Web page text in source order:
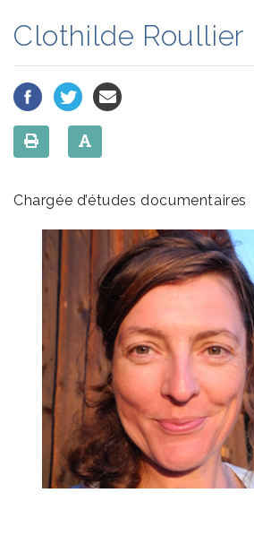
Clothilde Roullier
Chargée d’études documentaires